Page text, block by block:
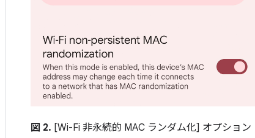
図 2. [Wi-Fi 非永続的 MAC ランダム化] オプション